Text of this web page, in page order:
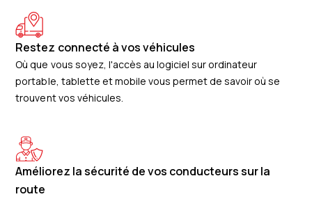
Restez connecté à vos véhicules
Où que vous soyez, l'accès au logiciel sur ordinateur
portable, tablette et mobile vous permet de savoir où se
trouvent vos véhicules.
Améliorez la sécurité de vos conducteurs sur la
route